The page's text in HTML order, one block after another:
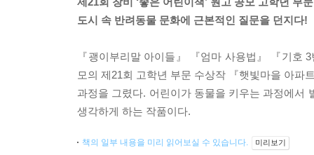
도시 속 반려동물 문화에 근본적인 질문을 던지다!
『괭이부리말 아이들』 『엄마 사용법』 『기호
모의 제21회 고학년 부문 수상작 『햇빛마을 아파
과정을 그렸다. 어린이가 동물을 키우는 과정에서
생각하게 하는 작품이다.
책의 일부 내용을 미리 읽어보실 수 있습니다. 미리보기